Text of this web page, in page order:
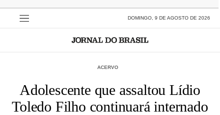
DOMINGO, 9 DE AGOSTO DE 2026
ACERVO
Adolescente que assaltou Lídio
Toledo Filho continuará internado